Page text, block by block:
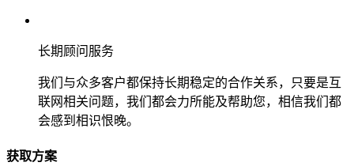
长期顾问服务
我们与众多客户都保持长期稳定的合作关系，只要是互
联网相关问题，我们都会力所能及帮助您，相信我们都
会感到相识恨晚。
获取方案